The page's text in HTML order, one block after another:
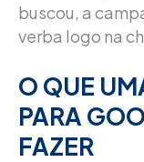
buscou, a
verba logo na
O QUE
PARA
FAZER